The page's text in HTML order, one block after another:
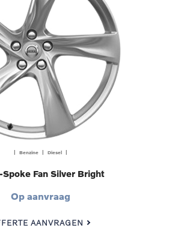
| Benzine | Diesel |
Spoke Fan Silver Bright
Op aanvraag
AANVRAGEN